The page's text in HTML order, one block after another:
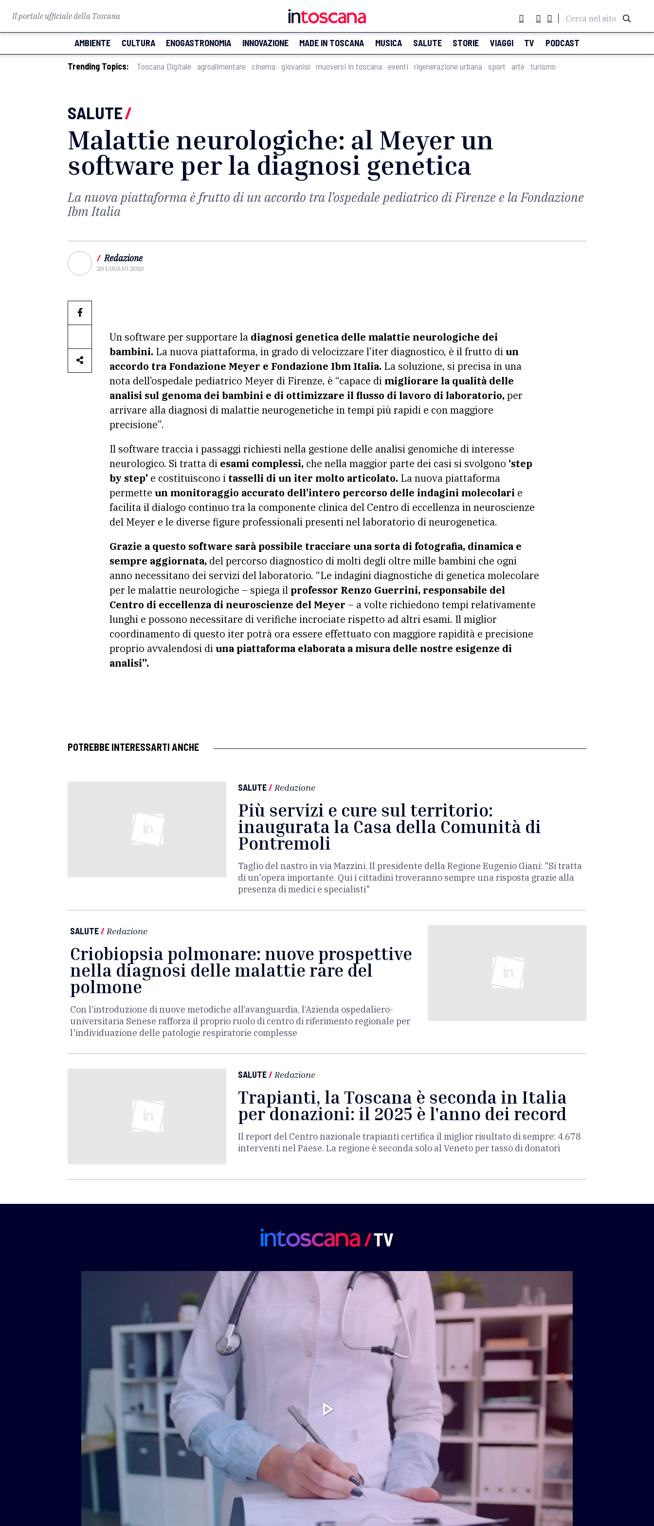
Il portale ufficiale della Toscana Cerca nel sito
AMBIENTE CULTURA ENOGASTRONOMIA INNOVAZIONE MADE IN TOSCANA MUSICA SALUTE STORIE VIAGGI TV PODCAST
Trending Topics: Toscana Digitale agroalimentare cinema giovanisì muoversi in toscana eventi rigenerazione urbana sport arte turismo
SALUTE/
Malattie neurologiche: al Meyer un
software per la diagnosi genetica
La nuova piattaforma è frutto di un accordo tra l’ospedale pediatrico di Firenze e la Fondazione
Ibm Italia
/ Redazione
20 LUGLIO 2020
Un software per supportare la diagnosi genetica delle malattie neurologiche dei
bambini. La nuova piattaforma, in grado di velocizzare l’iter diagnostico, è il frutto di un
accordo tra Fondazione Meyer e Fondazione Ibm Italia. La soluzione, si precisa in una
nota dell’ospedale pediatrico Meyer di Firenze, è “capace di migliorare la qualità delle
analisi sul genoma dei bambini e di ottimizzare il flusso di lavoro di laboratorio,per
arrivare alla diagnosi di malattie neurogenetiche in tempi più rapidi e con maggiore
precisione”.
Il software traccia i passaggi richiesti nella gestione delle analisi genomiche di interesse
neurologico. Si tratta di esami complessi, che nella maggior parte dei casi si svolgono ‘step
by step’ e costituiscono i tasselli di un iter molto articolato. La nuova piattaforma
permette un monitoraggio accurato dell’intero percorso delle indagini molecolari e
facilita il dialogo continuo tra la componente clinica del Centro di eccellenza in neuroscienze
del Meyer e le diverse figure professionali presenti nel laboratorio di neurogenetica.
Grazie a questo software sarà possibile tracciare una sorta di fotografia, dinamica e
sempre aggiornata, del percorso diagnostico di molti degli oltre mille bambini che ogni
anno necessitano dei servizi del laboratorio. “Le indagini diagnostiche di genetica molecolare
per le malattie neurologiche – spiega il professor Renzo Guerrini, responsabile del
Centro di eccellenza di neuroscienze del Meyer – a volte richiedono tempi relativamente
lunghi e possono necessitare di verifiche incrociate rispetto ad altri esami. Il miglior
coordinamento di questo iter potrà ora essere effettuato con maggiore rapidità e precisione
proprio avvalendosi di una piattaforma elaborata a misura delle nostre esigenze di
analisi”.
POTREBBE INTERESSARTI ANCHE
SALUTE/ Redazione
Più servizi e cure sul territorio:
inaugurata la Casa della Comunità di
Pontremoli
Taglio del nastro in via Mazzini. Il presidente della Regione Eugenio Giani: "Si tratta
di un'opera importante. Qui i cittadini troveranno sempre una risposta grazie alla
presenza di medici e specialisti"
SALUTE/ Redazione
Criobiopsia polmonare: nuove prospettive
nella diagnosi delle malattie rare del
polmone
Con l’introduzione di nuove metodiche all’avanguardia, l’Azienda ospedaliero-
universitaria Senese rafforza il proprio ruolo di centro di riferimento regionale per
l'individuazione delle patologie respiratorie complesse
SALUTE/ Redazione
Trapianti, la Toscana è seconda in Italia
per donazioni: il 2025 è l'anno dei record
Il report del Centro nazionale trapianti certifica il miglior risultato di sempre: 4.678
interventi nel Paese. La regione è seconda solo al Veneto per tasso di donatori